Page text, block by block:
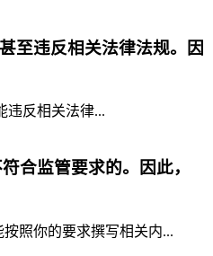
至违反相关法律法规。因
违反相关法律...
合监管要求的。因此，
照你的要求撰写相关内...